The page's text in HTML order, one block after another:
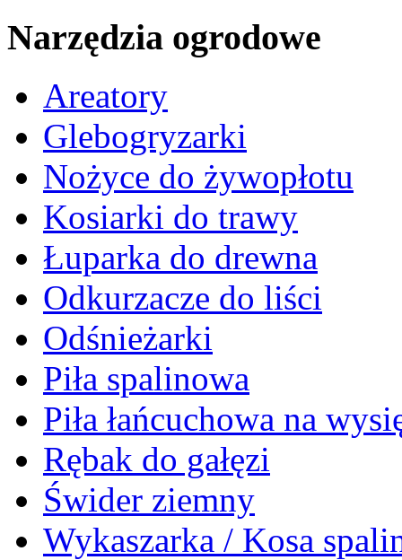
Narzędzia ogrodowe
Areatory
Glebogryzarki
Nożyce do żywopłotu
Kosiarki do trawy
Łuparka do drewna
Odkurzacze do liści
Odśnieżarki
Piła spalinowa
Piła łańcuchowa na
Rębak do gałęzi
Świder ziemny
Wykaszarka / Kosa